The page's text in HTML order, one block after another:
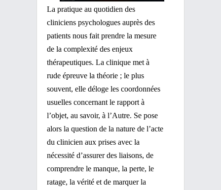
La pratique au quotidien des
cliniciens psychologues auprès des
patients nous fait prendre la mesure
de la complexité des enjeux
thérapeutiques. La clinique met à
rude épreuve la théorie ; le plus
souvent, elle déloge les coordonnées
usuelles concernant le rapport à
l’objet, au savoir, à l’Autre. Se pose
alors la question de la nature de l’acte
du clinicien aux prises avec la
nécessité d’assurer des liaisons, de
comprendre le manque, la perte, le
ratage, la vérité et de marquer la